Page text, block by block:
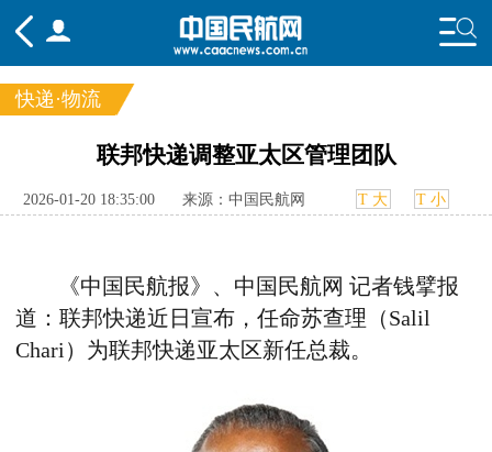
国内 国际
行业
快递·物流
联邦快递调整亚太区管理团队
2026-01-20 18:35:00 来源：中国民航网 T 大 T 小
《中国民航报》、中国民航网 记者钱擘报
道：联邦快递近日宣布，任命苏查理（Salil
Chari ）为联邦快递亚太区新任总裁。